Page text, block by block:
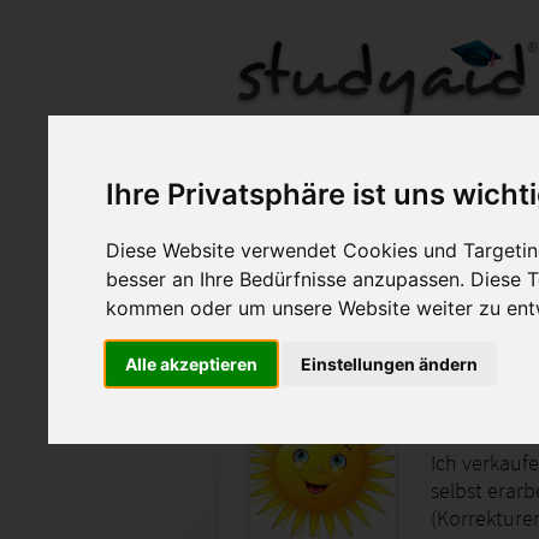
Ihre Privatsphäre ist uns
Diese Website verwendet Cookies und
besser an Ihre Bedürfnisse anzupassen. Diese
kommen oder um unsere Website weiter zu
Alle akzeptieren Einstellungen ändern
WIND 2S-XX1-K03
Auf StudyAid.de
Ich
selbst